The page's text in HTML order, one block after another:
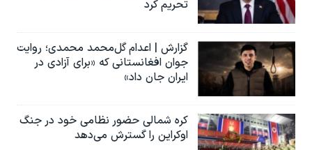
تحریم کرد
گزارش | اعدام گل‌محمد محمدی؛ روایت
جوان افغانستانی که «برای آزادی در
ایران جان داد»
کره شمالی حضور نظامی خود در جنگ
اوکراین را گسترش می‌دهد